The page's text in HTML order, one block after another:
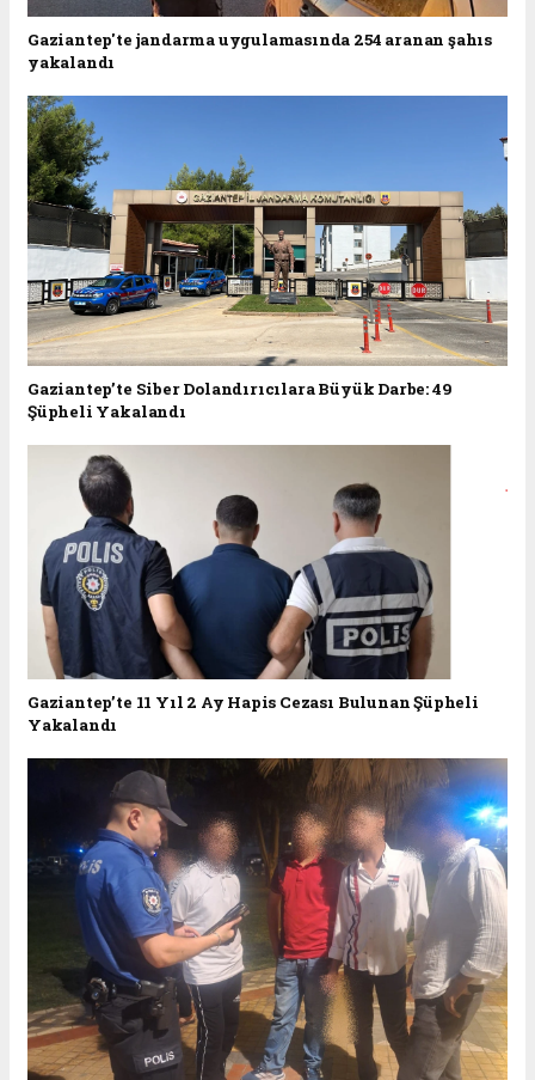
Gaziantep'te jandarma uygulamasında 254 aranan şahıs
yakalandı
Gaziantep’te Siber Dolandırıcılara Büyük Darbe: 49
Şüpheli Yakalandı
Gaziantep’te 11 Yıl 2 Ay Hapis Cezası Bulunan Şüpheli
Yakalandı